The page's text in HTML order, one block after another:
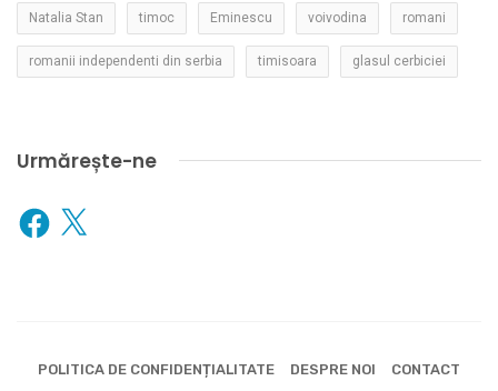
Natalia Stan timoc Eminescu voivodina romani
romanii independenti din serbia timisoara glasul cerbiciei
Urmărește-ne
Facebook
X
POLITICA DE CONFIDENȚIALITATE DESPRE NOI CONTACT